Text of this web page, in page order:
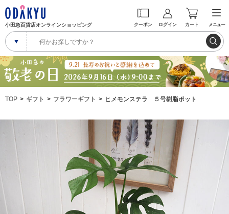
小田急百貨店オンラインショッピング クーポン ログイン カート メニュー
TOP ギフト フラワーギフト ヒメモンステラ ５号樹脂ポット